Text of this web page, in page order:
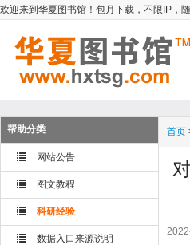
欢迎来到华夏图书馆！包月下载，不限IP，
帮助分类
网站公告
图文教程
科研经验
数据入口来源说明
首页